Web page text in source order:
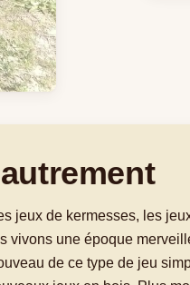
jeux de kermesses, les
vivons une époque
de ce type de jeu